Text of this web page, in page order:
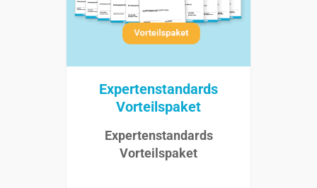
Expertenstandards
Vorteilspaket
Expertenstandards
Vorteilspaket